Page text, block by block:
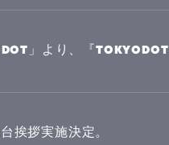
」より、『TOKYODOT
挨拶実施決定。